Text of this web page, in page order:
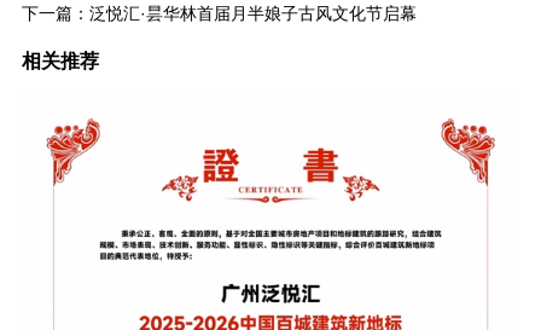
下一篇： 泛悦汇·昙华林首届月半娘子古风文化节启幕
相关推荐